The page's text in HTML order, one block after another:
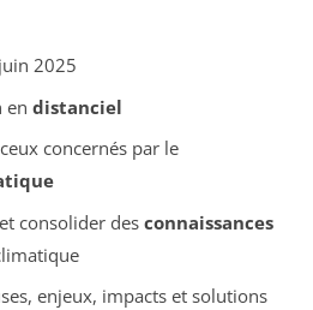
2025
en distanciel
concernés par le
consolider des connaissances
enjeux, impacts et solutions